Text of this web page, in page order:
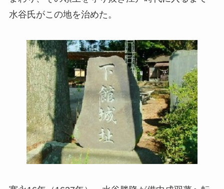
水谷氏がこの地を治めた。